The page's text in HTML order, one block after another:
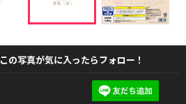
この写真が気に入ったらフォロー！